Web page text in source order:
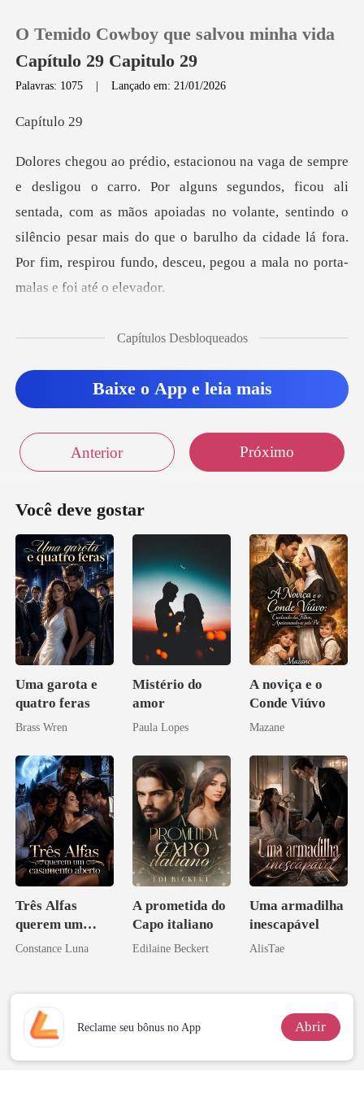
Loja
Histórico
Sair
O Temido Cowboy que salvou minha vida
Capítulo 29 Capitulo 29
Palavras: 1075 |Lançado em: 21/01/2026
ítu
ou ali
sentada, com as mãos apoiadas no volante, sentindo o
silêncio pesar mais do que o barulho da
Capítulos Desbloqueados
Baixe o App e leia mais
Anterior Próximo
Você deve gostar
Uma garota e
quatro feras
Brass Wren
Mistério do
amor
Paula Lopes
A noviça e o
Conde Viúvo
Mazane
Três Alfas
querem um
casamento
Constance Luna
A prometida do
Capo italiano
Edilaine Beckert
Uma armadilha
inescapável
AlisTae
Reclame seu bônus no App Abrir